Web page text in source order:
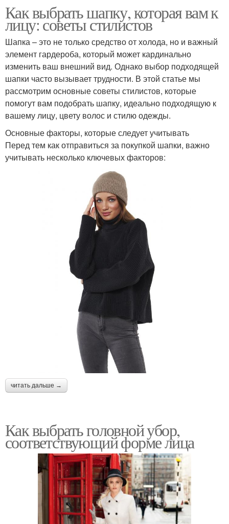
Как выбрать шапку, которая вам к
лицу: советы стилистов
Шапка – это не только средство от холода, но и важный
элемент гардероба, который может кардинально
изменить ваш внешний вид. Однако выбор подходящей
шапки часто вызывает трудности. В этой статье мы
рассмотрим основные советы стилистов, которые
помогут вам подобрать шапку, идеально подходящую к
вашему лицу, цвету волос и стилю одежды.
Основные факторы, которые следует учитывать
Перед тем как отправиться за покупкой шапки, важно
учитывать несколько ключевых факторов:
читать дальше →
Как выбрать головной убор,
соответствующий форме лица